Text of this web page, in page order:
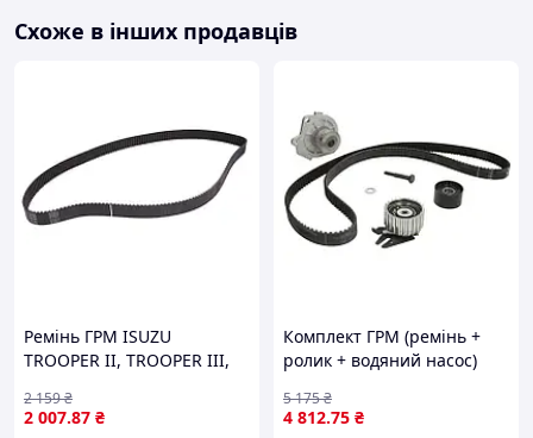
Схоже в інших продавців
Ремінь ГРМ ISUZU
TROOPER II, TROOPER III,
B, MONTEREY B, TOYOTA
CAMRY 3.0/3.2/3.5 06.91-
2 007.87 ₴
2 159₴
Комплект ГРМ (ремінь +
ролик + водяний насос)
DOBLO, MAREA, PALIO,
PUNTO, STRADA, JEEP
4 812.75 ₴
5 175₴